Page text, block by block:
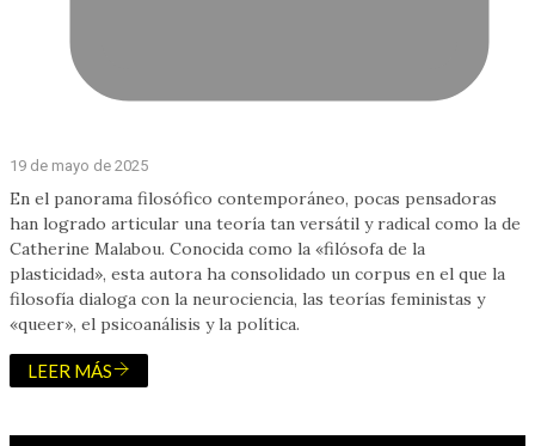
19 de mayo de 2025
En el panorama filosófico contemporáneo, pocas pensadoras
han logrado articular una teoría tan versátil y radical como la de
Catherine Malabou. Conocida como la «filósofa de la
plasticidad», esta autora ha consolidado un corpus en el que la
filosofía dialoga con la neurociencia, las teorías feministas y
«queer», el psicoanálisis y la política.
LEER MÁS